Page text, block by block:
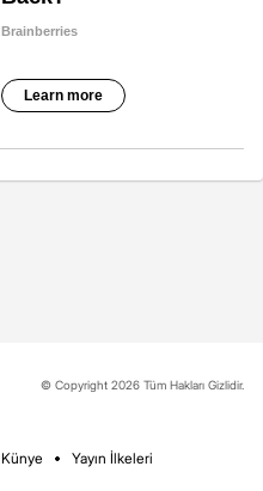
© Copyright 2026 Tüm Hakları Gizlidir.
Künye Yayın İlkeleri